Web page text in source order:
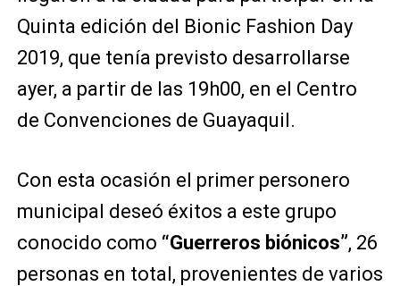
Quinta edición del Bionic Fashion Day
2019, que tenía previsto desarrollarse
ayer, a partir de las 19h00, en el Centro
de Convenciones de Guayaquil.
Con esta ocasión el primer personero
municipal deseó éxitos a este grupo
conocido como “Guerreros biónicos”, 26
personas en total, provenientes de varios